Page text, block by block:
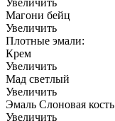
Увеличить
Магони бейц
Увеличить
Плотные эмали:
Крем
Увеличить
Мад светлый
Увеличить
Эмаль Слоновая кость
Увеличить